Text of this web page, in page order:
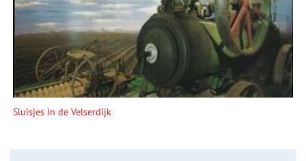
Sluisjes in de Velserdijk